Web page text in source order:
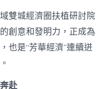
雙城經濟圈扶植研討院
創意和發明力，正成為
也是“芳華經濟”連續迸
赴